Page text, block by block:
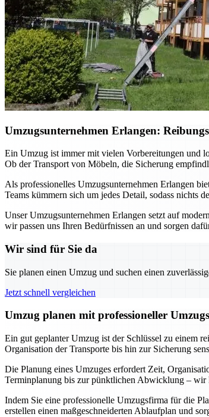
Umzugsunternehmen Erlangen:
Ein Umzug ist immer mit vielen Vorbereitungen und
Ob der Transport von Möbeln, die Sicherung
Als professionelles Umzugsunternehmen Erlangen
Teams kümmern sich um jedes Detail, sodass nichts
Unser Umzugsunternehmen Erlangen setzt auf
wir passen uns Ihren Bedürfnissen an und sorgen
Wir sind für Sie da
Sie planen einen Umzug und suchen einen
Jetzt schnell vergleichen
Umzug planen mit professioneller
Ein gut geplanter Umzug ist der Schlüssel zu einem
Organisation der Transporte bis hin zur Sicherung
Die Planung eines Umzuges erfordert Zeit,
Terminplanung bis zur pünktlichen Abwicklung – wir
Indem Sie eine professionelle Umzugsfirma für die
erstellen einen maßgeschneiderten Ablaufplan und